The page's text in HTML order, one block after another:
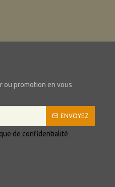
ou promotion en vous
ENVOYEZ
de confidentialité